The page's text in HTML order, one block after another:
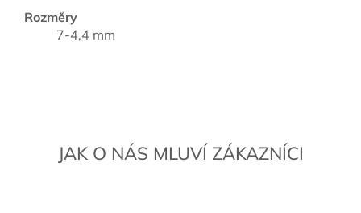
JAK O NÁS MLUVÍ ZÁKAZNÍCI
Rozměry
7-4,4 mm